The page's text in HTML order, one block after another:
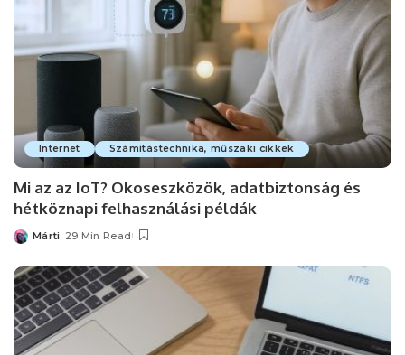
Internet Számítástechnika, műszaki cikkek
Mi az az IoT? Okoseszközök, adatbiztonság és
hétköznapi felhasználási példák
Posted
Márti 29 Min Read